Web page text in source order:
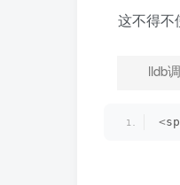
这不得不
lldb
<